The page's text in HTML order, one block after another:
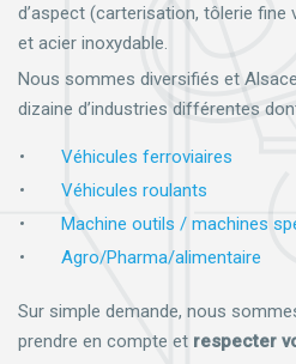
d’aspect (carterisation, tôlerie fine
et acier inoxydable.
Nous sommes diversifiés et
dizaine d’industries différentes
Véhicules ferroviaires
Véhicules roulants
Machine outils / machines
Agro/Pharma/alimentaire
Sur simple demande, nous
prendre en compte et respecter